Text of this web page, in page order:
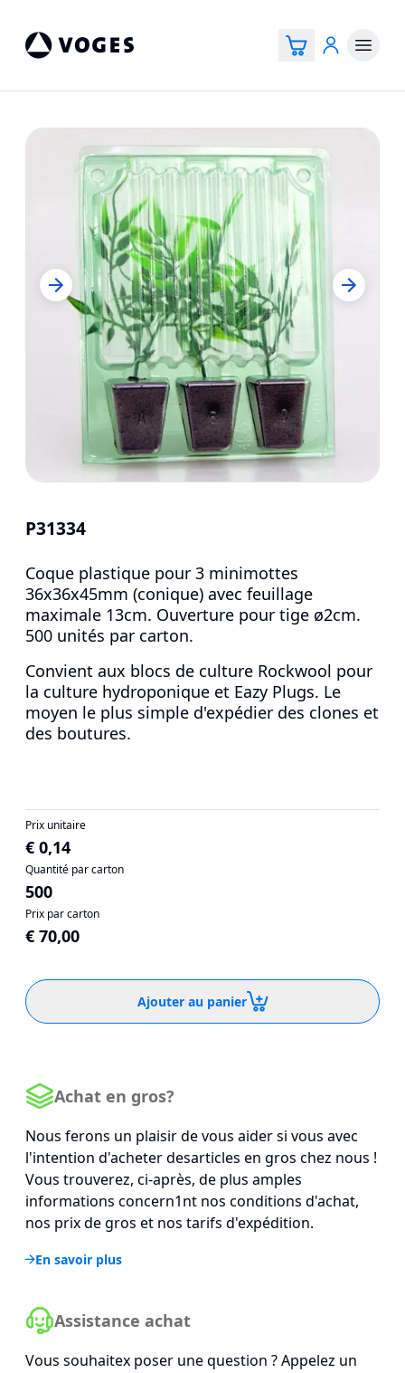
P31334
Coque plastique pour 3 minimottes
36x36x45mm (conique) avec feuillage
maximale 13cm. Ouverture pour tige ø2cm.
500 unités par carton.
Convient aux blocs de culture Rockwool pour
la culture hydroponique et Eazy Plugs. Le
moyen le plus simple d'expédier des clones et
des boutures.
Prix unitaire
€ 0,14
Quantité par carton
500
Prix par carton
€ 70,00
Ajouter au panier
Achat en gros?
Nous ferons un plaisir de vous aider si vous avec
l'intention d'acheter desarticles en gros chez nous !
Vous trouverez, ci-après, de plus amples
informations concern1nt nos conditions d'achat,
nos prix de gros et nos tarifs d'expédition.
En savoir plus
Assistance achat
Vous souhaitex poser une question ? Appelez un